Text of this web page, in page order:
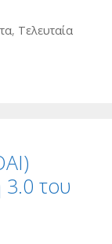
, Τελευταία
3.0 του